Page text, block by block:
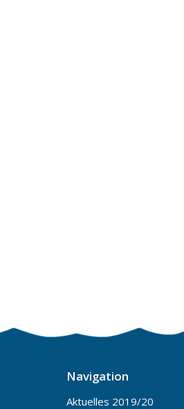
Navigation
Aktuelles 2019/20